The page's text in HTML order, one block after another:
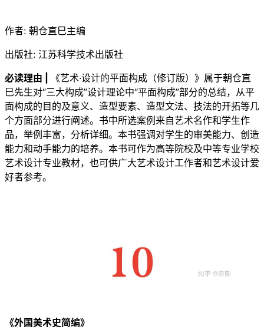
作者: 朝仓直巳主编
出版社: 江苏科学技术出版社
必读理由 |
《艺术·设计的平面构成（修订版）》属于朝仓直
巳先生对“三大构成”设计理论中“平面构成”部分的总结，从平
面构成的目的及意义、造型要素、造型文法、技法的开拓等几
个方面部分进行阐述。书中所选案例来自艺术名作和学生作
品，举例丰富，分析详细。本书强调对学生的审美能力、创造
能力和动手能力的培养。本书可作为高等院校及中等专业学校
艺术设计专业教材，也可供广大艺术设计工作者和艺术设计爱
好者参考。
《外国美术史简编》